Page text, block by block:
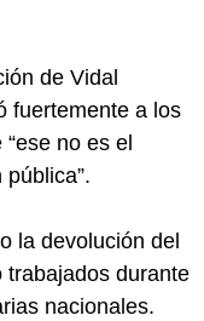
de Vidal
fuertemente a los
no es el
la devolución del
durante
nacionales.